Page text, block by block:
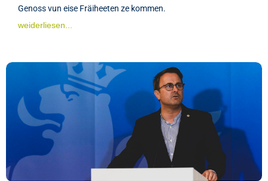
Genoss vun eise Fräiheeten ze kommen.
weiderliesen...